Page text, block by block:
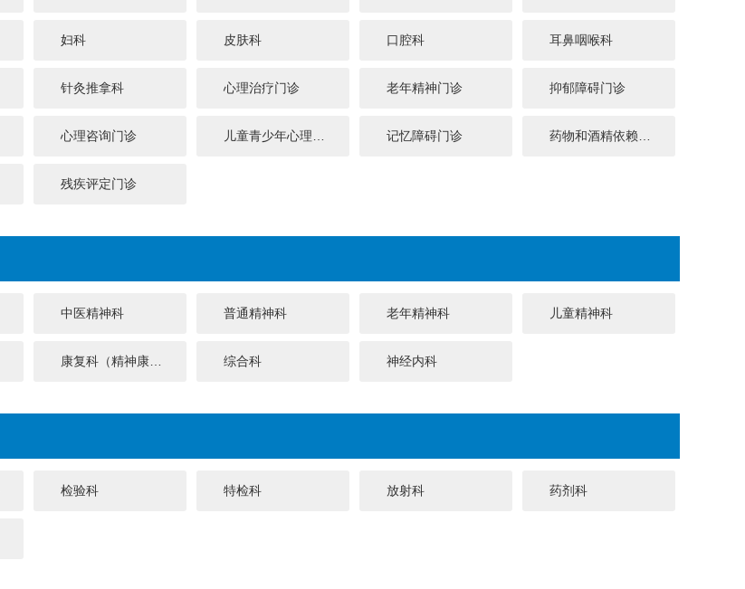
妇科 皮肤科 口腔科 耳鼻咽喉科
针灸推拿科 心理治疗门诊 老年精神门诊 抑郁障碍门诊
心理咨询门诊 记忆障碍门诊
残疾评定门诊
中医精神科 普通精神科 老年精神科 儿童精神科
康复科（精神康复） 综合科 神经内科
检验科 特检科 放射科 药剂科